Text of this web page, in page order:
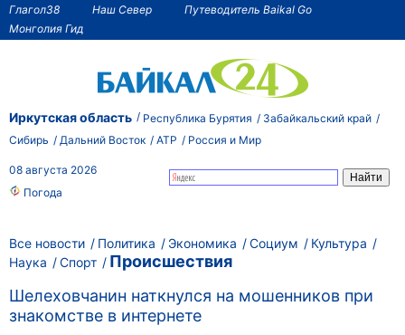
Глагол38 Наш Север
Путеводитель Baikal Go
Монголия Гид
Иркутская область Республика Бурятия
Забайкальский край
Сибирь
Дальний Восток АТР Россия и Мир
08 августа 2026
Погода
Все новости Политика Экономика Социум
Культура
Наука
Спорт
Происшествия
Шелеховчанин наткнулся на мошенников при
знакомстве в интернете